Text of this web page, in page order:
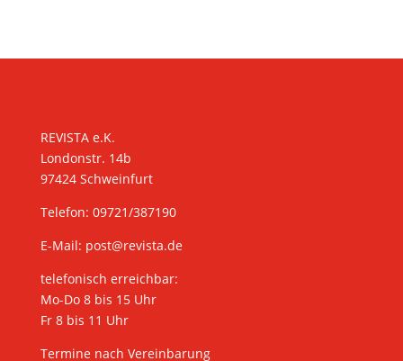
REVISTA e.K.
Londonstr. 14b
97424 Schweinfurt
Telefon: 09721/387190
E-Mail: post@revista.de
telefonisch erreichbar:
Mo-Do 8 bis 15 Uhr
Fr 8 bis 11 Uhr
Termine nach Vereinbarung